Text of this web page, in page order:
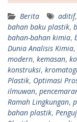
Berita aditif,
bahan baku plastik,
bahan-bahan kimia,
Dunia Analisis Kimia,
modern, kemasan,
konstruksi,
Plastik, Optimasi
ilmuwan,
Ramah Lingkungan,
bahan plastik,